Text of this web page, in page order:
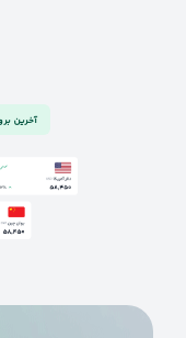
آخرین